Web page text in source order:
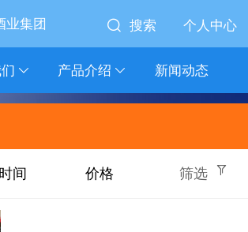
业集团 搜索 个人中心
产品介绍 新闻动态
时间 价格 筛选